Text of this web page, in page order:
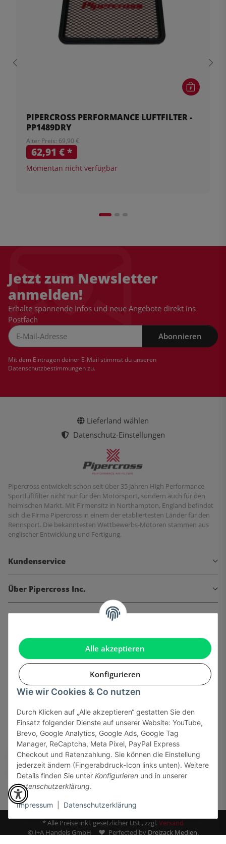
Alle akzeptieren
Konfigurieren
Wie wir Cookies & Co nutzen
Durch Klicken auf „Alle akzeptieren“ gestatten Sie den
Einsatz folgender Dienste auf unserer Website: YouTube,
Brevo, Google Analytics, Google Ads, Google Tag
Manager, ReCaptcha, Meta Pixel, PayPal Express
Checkout und Ratenzahlung. Sie können die Einstellung
jederzeit ändern (Fingerabdruck-Icon links unten). Weitere
Details finden Sie unter Konfigurieren und in unserer
Datenschutzerklärung.
Impressum Datenschutzerklärung
PIPERCROSS PERFORMANCE LUFTFILTER -
PP1489DRY
Alter Preis: 69,90 €
62,91 €*
Momentan nicht verfügbar
Jetzt zum Newsletter
anmelden!
Erhalte spannende Infos und neue Angebote direkt ins
Postfach
Abonnieren
Mit dem Eintragen deiner E-Mail stimmst du unseren
Datenschutzbestimmungenzu.
Lieferland wählen
Datenschutz-Einstellungen
Pipercross entwickelt schon seit über 35 Jahren High Performance
Sportluftfilter nicht nur für den Motorsport, sondern auch für den
heimischen Markt. Mit Firmensitz in Northampton, England befindet
sich die Firma Pipercross in einem der etabliertesten Länder für den
Rennsport. Die bekanntesten Wettbewerbs-Motoren stammen aus
englischer Entwicklung und Fertigung.
Kundenservice
Über Pipercross Inc.
Informationen
Gesetzliche Informationen
Sicher bezahlen via:
* Alle Preise inkl. gesetzlicher USt., zzgl.Versand
© J+A Handels GmbH
Perfected by Dreizack Medien.